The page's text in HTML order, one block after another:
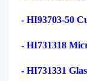
- HI93703-50
- HI731318
- HI731331